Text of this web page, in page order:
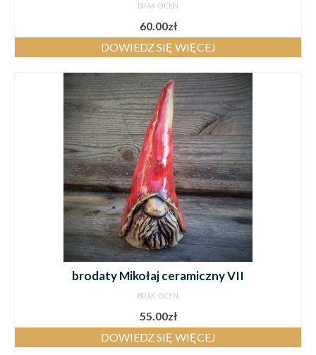
BRAK OCEN
60.00zł
DOWIEDZ SIĘ WIĘCEJ
brodaty Mikołaj ceramiczny VII
BRAK OCEN
55.00zł
DOWIEDZ SIĘ WIĘCEJ